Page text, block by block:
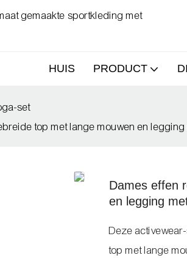
gemaakte sportkleding met
HUIS PRODUCT
set
top met lange mouwen en
Dames effen
en legging
Deze
top met lange